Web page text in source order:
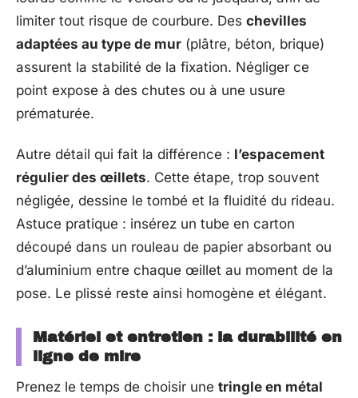
limiter tout risque de courbure. Des chevilles
adaptées au type de mur (plâtre, béton, brique)
assurent la stabilité de la fixation. Négliger ce
point expose à des chutes ou à une usure
prématurée.
Autre détail qui fait la différence : l’espacement
régulier des œillets. Cette étape, trop souvent
négligée, dessine le tombé et la fluidité du rideau.
Astuce pratique : insérez un tube en carton
découpé dans un rouleau de papier absorbant ou
d’aluminium entre chaque œillet au moment de la
pose. Le plissé reste ainsi homogène et élégant.
Matériel et entretien : la durabilité en
ligne de mire
Prenez le temps de choisir une tringle en métal